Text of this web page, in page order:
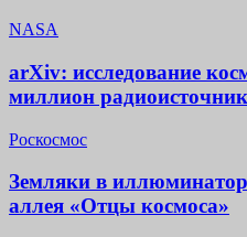
NASA
arXiv: исследование
миллион
Роскосмос
Земляки в
аллея «Отцы космоса»